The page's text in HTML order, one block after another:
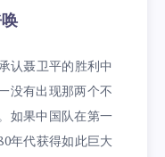
认聂卫平的胜利中
没有出现那两个不
如果中国队在第一
年代获得如此巨大